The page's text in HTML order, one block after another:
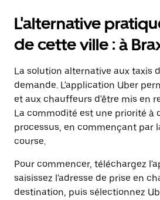
bas
pour
ouvrir
le
et
sélectionner
une
date.
Appuyez
sur
la
touche
pour
fermer
le
L'alternative
de cette ville : à
La solution alternative aux taxis
demande. L'application Uber
et aux chauffeurs d'être mis en
La commodité est une priorité à
processus, en commençant par
course.
Pour commencer, téléchargez
saisissez l'adresse de prise en
destination, puis sélectionnez